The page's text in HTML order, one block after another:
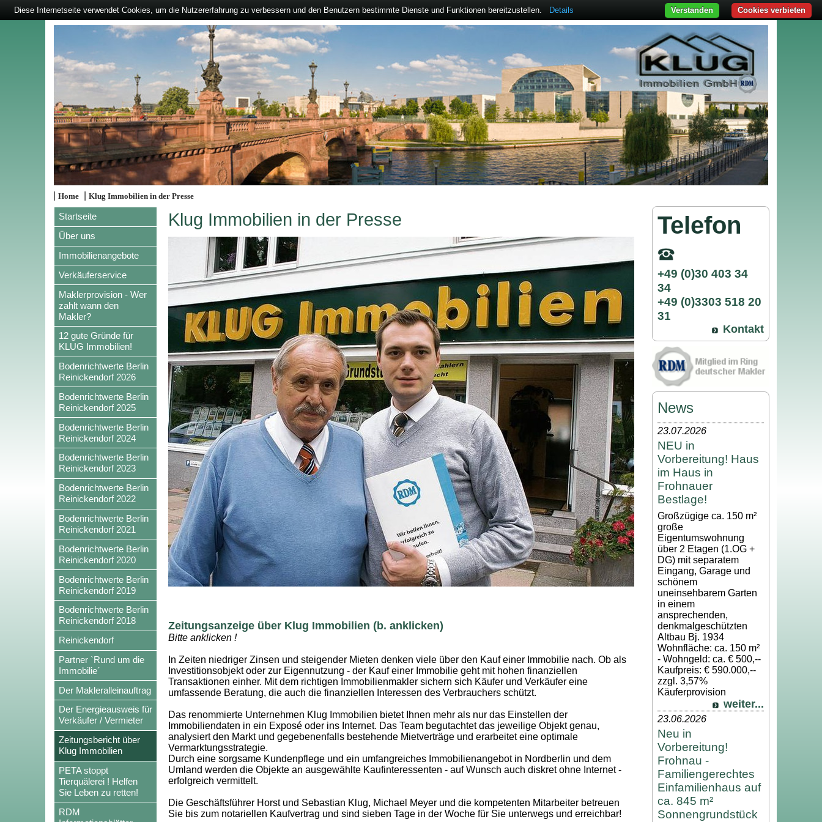
|Home |Klug Immobilien in der Presse
Startseite
Über uns
Immobilienangebote
Verkäuferservice
Maklerprovision - Wer
zahlt wann den
Makler?
12 gute Gründe für
KLUG Immobilien!
Bodenrichtwerte Berlin
Reinickendorf 2026
Bodenrichtwerte Berlin
Reinickendorf 2025
Bodenrichtwerte Berlin
Reinickendorf 2024
Bodenrichtwerte Berlin
Reinickendorf 2023
Bodenrichtwerte Berlin
Reinickendorf 2022
Bodenrichtwerte Berlin
Reinickendorf 2021
Bodenrichtwerte Berlin
Reinickendorf 2020
Bodenrichtwerte Berlin
Reinickendorf 2019
Bodenrichtwerte Berlin
Reinickendorf 2018
Reinickendorf
Partner `Rund um die
Immobilie´
Der Makleralleinauftrag
Der Energieausweis für
Verkäufer / Vermieter
Zeitungsbericht über
Klug Immobilien
PETA stoppt
Tierquälerei ! Helfen
Sie Leben zu retten!
RDM
Klug Immobilien in der Presse
Zeitungsanzeige über Klug Immobilien (b. anklicken)
Bitte anklicken !
In Zeiten niedriger Zinsen und steigender Mieten denken viele über den Kauf einer Immobilie nach. Ob als
Investitionsobjekt oder zur Eigennutzung - der Kauf einer Immobilie geht mit hohen finanziellen
Transaktionen einher. Mit dem richtigen Immobilienmakler sichern sich Käufer und Verkäufer eine
umfassende Beratung, die auch die finanziellen Interessen des Verbrauchers schützt.
Das renommierte Unternehmen Klug Immobilien bietet Ihnen mehr als nur das Einstellen der
Immobiliendaten in ein Exposé oder ins Internet. Das Team begutachtet das jeweilige Objekt genau,
analysiert den Markt und gegebenenfalls bestehende Mietverträge und erarbeitet eine optimale
Vermarktungsstrategie.
Durch eine sorgsame Kundenpflege und ein umfangreiches Immobilienangebot in Nordberlin und dem
Umland werden die Objekte an ausgewählte Kaufinteressenten - auf Wunsch auch diskret ohne Internet -
erfolgreich vermittelt.
Die Geschäftsführer Horst und Sebastian Klug, Michael Meyer und die kompetenten Mitarbeiter betreuen
Sie bis zum notariellen Kaufvertrag und sind sieben Tage in der Woche für Sie unterwegs und erreichbar!
Telefon
+49 (0)30 403 34
34
+49 (0)3303 518 20
31
Kontakt
News
23.07.2026
NEU in
Vorbereitung! Haus
im Haus in
Frohnauer
Bestlage!
Großzügige ca. 150 m²
große
Eigentumswohnung
über 2 Etagen (1.OG +
DG) mit separatem
Eingang, Garage und
schönem
uneinsehbarem Garten
in einem
ansprechenden,
denkmalgeschützten
Altbau Bj. 1934
Wohnfläche: ca. 150 m²
- Wohngeld: ca. € 500,--
Kaufpreis: € 590.000,--
zzgl. 3,57%
Käuferprovision
weiter...
23.06.2026
Neu in
Vorbereitung!
Frohnau -
Familiengerechtes
Einfamilienhaus auf
ca. 845 m²
Sonnengrundstück
Diese Internetseite verwendet Cookies, um die Nutzererfahrung zu verbessern und den Benutzern bestimmte Dienste und Funktionen bereitzustellen. Details Cookies verbieten
Verstanden